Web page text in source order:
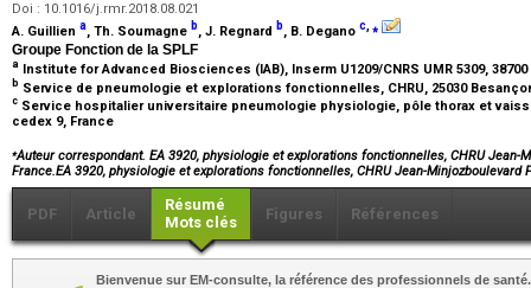
Doi : 10.1016/j.rmr.2018.08.021
A. Guillien a, Th. Soumagne b, J. Regnard b, B. Degano c,⁎
Groupe Fonction de la SPLF
a Institute for Advanced Biosciences (IAB), Inserm U1209/CNRS UMR 5309,
b Service de pneumologie et explorations fonctionnelles, CHRU, 25030
c Service hospitalier universitaire pneumologie physiologie, pôle thorax et
cedex 9, France
⁎Auteur correspondant. EA 3920, physiologie et explorations fonctionnelles, CHRU Jean-
France.EA 3920, physiologie et explorations fonctionnelles, CHRU Jean-Minjozboulevard
PDF Article
Résumé
Mots clés
Figures Références
Bienvenue sur EM-consulte, la référence des professionnels de santé.